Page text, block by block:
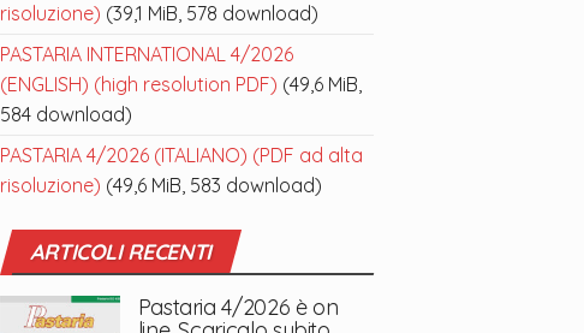
risoluzione) (39,1 MiB, 578 download)
PASTARIA INTERNATIONAL 4/2026
(ENGLISH) (high resolution PDF) (49,6 MiB,
584 download)
PASTARIA 4/2026 (ITALIANO) (PDF ad alta
risoluzione) (49,6 MiB, 583 download)
ARTICOLI RECENTI
Pastaria 4/2026 è on